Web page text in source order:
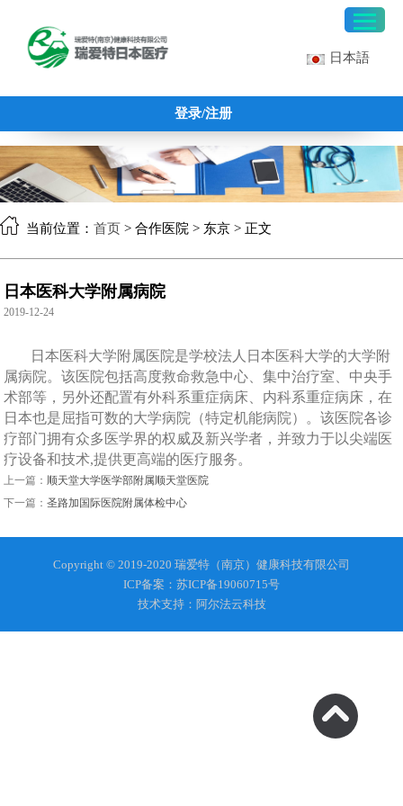
日本語
登录/注册
当前位置： 首页 > 合作医院 > 东京 > 正文
日本医科大学附属病院
2019-12-24
日本医科大学附属医院是学校法人日本医科大学的大学附
属病院。该医院包括高度救命救急中心、集中治疗室、中央手
术部等，另外还配置有外科系重症病床、内科系重症病床，在
日本也是屈指可数的大学病院（特定机能病院）。该医院各诊
疗部门拥有众多医学界的权威及新兴学者，并致力于以尖端医
疗设备和技术,提供更高端的医疗服务。
上一篇：顺天堂大学医学部附属顺天堂医院
下一篇：圣路加国际医院附属体检中心
Copyright © 2019-2020 瑞爱特（南京）健康科技有限公司
ICP备案：苏ICP备19060715号
技术支持：阿尔法云科技